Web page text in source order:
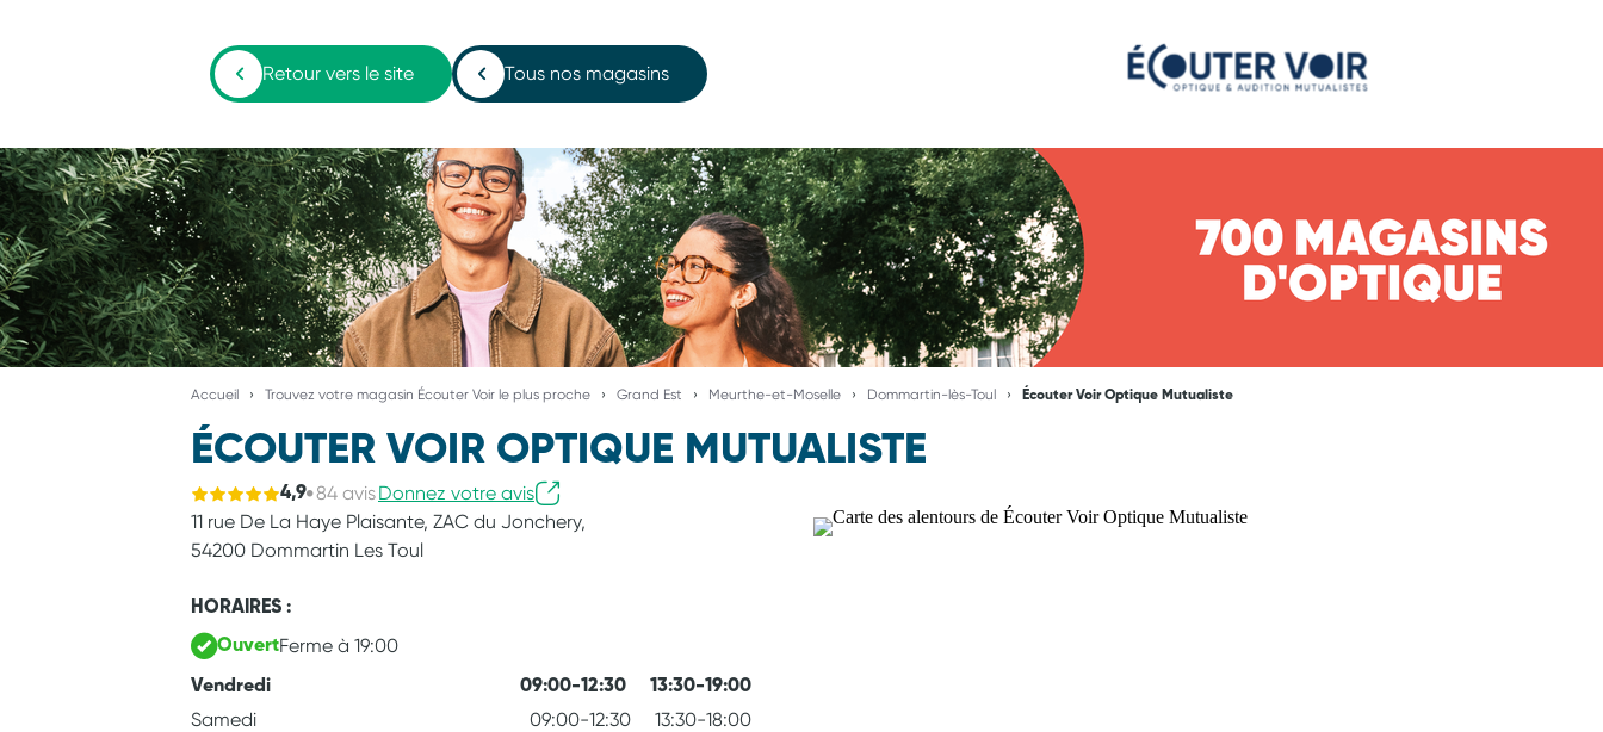
Retour vers le site Tous nos magasins
Accueil Trouvez votre magasin Écouter Voir le plus proche Grand Est Meurthe-et-Moselle Dommartin-lès-Toul Écouter Voir Optique Mutualiste
ÉCOUTER VOIR OPTIQUE MUTUALISTE
4,9 84 avisDonnez votre avis
11 rue De La Haye Plaisante, ZAC du Jonchery,
54200 Dommartin Les Toul
HORAIRES :
OuvertFerme à 19:00
Vendredi 09:00-12:30 13:30-19:00
Samedi 09:00-12:30
13:30-18:00